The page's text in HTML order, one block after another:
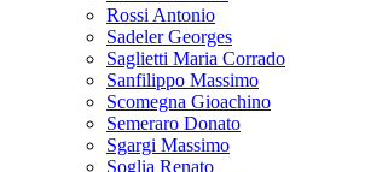
Rossi Antonio
Sadeler Georges
Saglietti Maria Corrado
Sanfilippo Massimo
Scomegna Gioachino
Semeraro Donato
Sgargi Massimo
Soglia Renato